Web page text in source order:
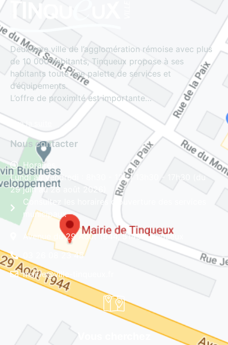
Deuxième ville de l’agglomération rémoise avec plus
de 10 000 habitants, Tinqueux propose à ses
habitants toute une palette de services et
d’équipements.
L’offre de proximité est importante…
Lire la suite
Nous contacter
Horaires
Lundi au vendredi : 8h30 - 12h | 13h30 - 17h30 (du
29 juin au 28 août 2026)
Consultez les horaires d'ouverture des services
municipaux
Avenue du 29 Août 1944, 51430 Tinqueux
03 26 08 23 45
mairie@ville-tinqueux.fr
Vous cherchez